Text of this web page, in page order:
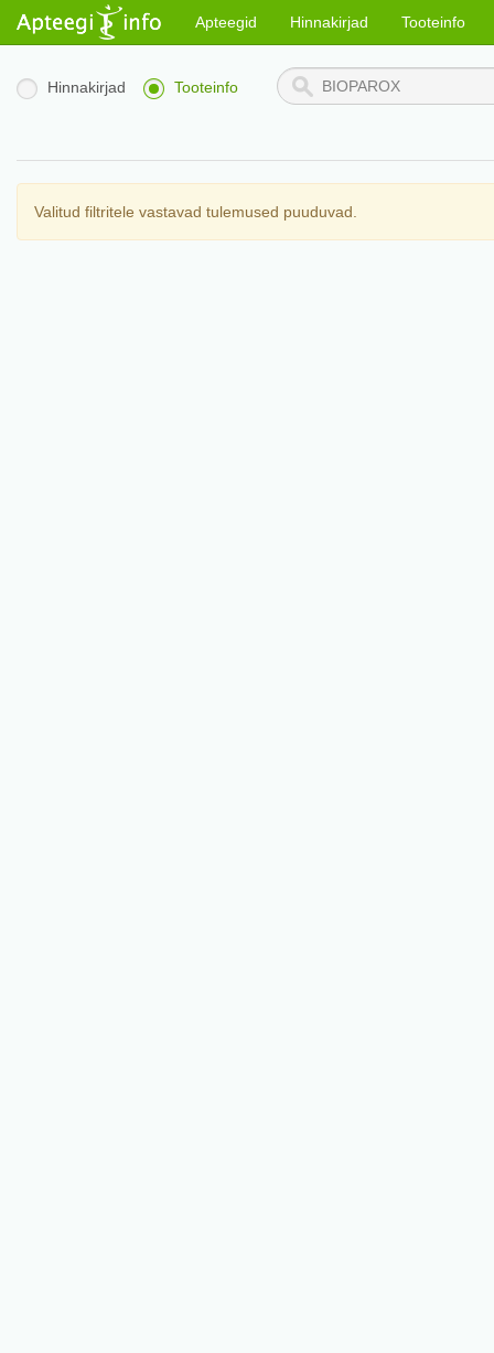
Apteegid Hinnakirjad Tooteinfo
Hinnakirjad Tooteinfo
Valitud filtritele vastavad tulemused puuduvad.